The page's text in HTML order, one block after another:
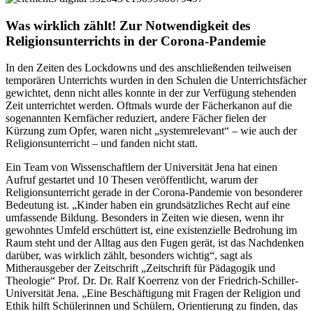
Was wirklich zählt! Zur Notwendigkeit des
Religionsunterrichts in der Corona-Pandemie
In den Zeiten des Lockdowns und des anschließenden teilweisen
temporären Unterrichts wurden in den Schulen die Unterrichtsfächer
gewichtet, denn nicht alles konnte in der zur Verfügung stehenden
Zeit unterrichtet werden. Oftmals wurde der Fächerkanon auf die
sogenannten Kernfächer reduziert, andere Fächer fielen der
Kürzung zum Opfer, waren nicht „systemrelevant“ – wie auch der
Religionsunterricht – und fanden nicht statt.
Ein Team von Wissenschaftlern der Universität Jena hat einen
Aufruf gestartet und 10 Thesen veröffentlicht, warum der
Religionsunterricht gerade in der Corona-Pandemie von besonderer
Bedeutung ist. „Kinder haben ein grundsätzliches Recht auf eine
umfassende Bildung. Besonders in Zeiten wie diesen, wenn ihr
gewohntes Umfeld erschüttert ist, eine existenzielle Bedrohung im
Raum steht und der Alltag aus den Fugen gerät, ist das Nachdenken
darüber, was wirklich zählt, besonders wichtig“, sagt als
Mitherausgeber der Zeitschrift „Zeitschrift für Pädagogik und
Theologie“ Prof. Dr. Dr. Ralf Koerrenz von der Friedrich-Schiller-
Universität Jena. „Eine Beschäftigung mit Fragen der Religion und
Ethik hilft Schülerinnen und Schülern, Orientierung zu finden, das